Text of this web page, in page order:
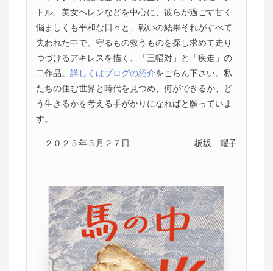
トル、美女ヘレンなどを中心に、彼らが過ごす甘く
悩ましくも平和な日々と、戦いの結果それがすべて
失われた中で、守るもの救うものを探し求めて走り
つづけるアキレスを描く、「三幅対」と「疾走」の
二作品。 詳しくはブログの紹介をごらん下さい。私
たちの住む世界と時代を見つめ、何ができるか、ど
う生きるかを考える手がかりになればと願っていま
す。
２０２５年５月２７日 板坂 耀子